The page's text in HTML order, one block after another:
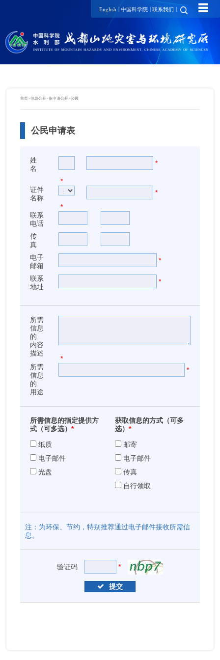
English | 中国科学院 | 联系我们 | ☰
首页>信息公开>依申请公开>公民
公民申请表
姓
名
*
*
证件
名称
*
*
联系
电话
传
真
电子
邮箱
*
联系
地址
*
所需
信息
的
内容
描述
*
所需
信息
的
用途
*
所需信息的指定提供方
式（可多选）*
纸质
电子邮件
光盘
获取信息的方式（可多
选） *
邮寄
电子邮件
传真
自行领取
注：为环保、节约，特别推荐通过电子邮件接收所需信
息。
验证码 *
提交